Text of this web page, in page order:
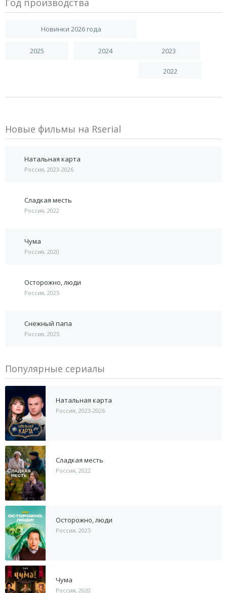
Год производства
Новинки 2026 года
2025 2024 2023
2022
Новые фильмы на Rserial
Натальная карта
Россия, 2023-2026
Сладкая месть
Россия, 2022
Чума
Россия, 2020
Осторожно, люди
Россия, 2025
Снежный папа
Россия, 2025
Популярные сериалы
Натальная карта
Россия, 2023-2026
Сладкая месть
Россия, 2022
Осторожно, люди
Россия, 2025
Чума
Россия, 2020